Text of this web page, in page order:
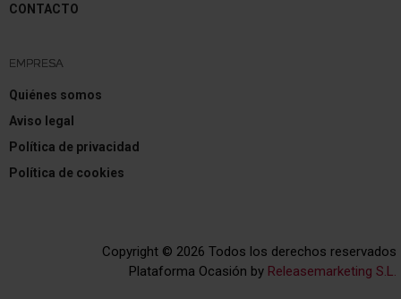
CONTACTO
EMPRESA
Quiénes somos
Aviso legal
Política de privacidad
Política de cookies
Copyright © 2026 Todos los derechos reservados
Plataforma Ocasión by Releasemarketing S.L.